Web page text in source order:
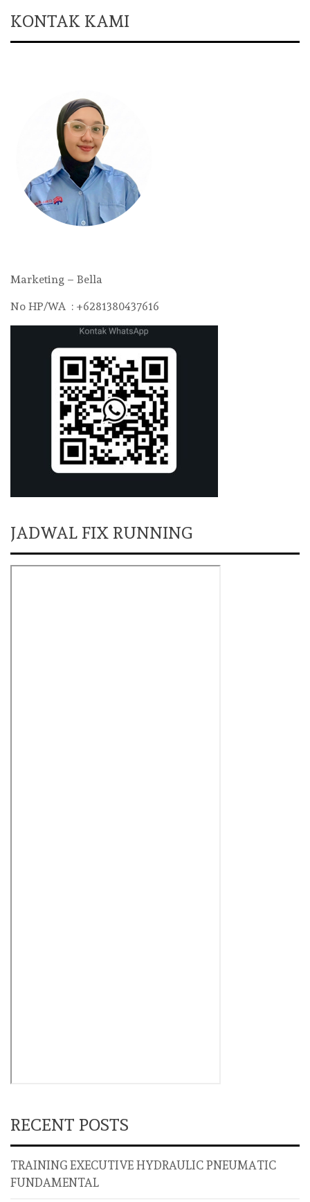
KONTAK KAMI
Marketing – Bella
No HP/WA : +6281380437616
JADWAL FIX RUNNING
RECENT POSTS
TRAINING EXECUTIVE HYDRAULIC PNEUMATIC
FUNDAMENTAL